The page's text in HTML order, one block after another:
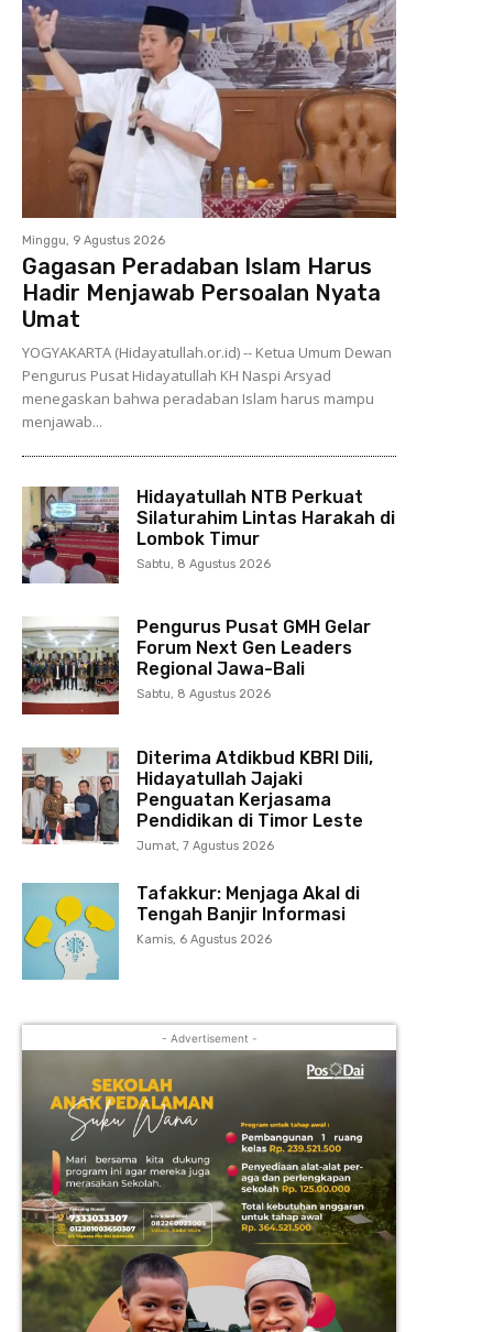
Minggu, 9 Agustus 2026
Gagasan Peradaban Islam Harus
Hadir Menjawab Persoalan Nyata
Umat
YOGYAKARTA (Hidayatullah.or.id) -- Ketua Umum Dewan
Pengurus Pusat Hidayatullah KH Naspi Arsyad
menegaskan bahwa peradaban Islam harus mampu
menjawab...
Hidayatullah NTB Perkuat
Silaturahim Lintas Harakah di
Lombok Timur
Sabtu, 8 Agustus 2026
Pengurus Pusat GMH Gelar
Forum Next Gen Leaders
Regional Jawa-Bali
Sabtu, 8 Agustus 2026
Diterima Atdikbud KBRI Dili,
Hidayatullah Jajaki
Penguatan Kerjasama
Pendidikan di Timor Leste
Jumat, 7 Agustus 2026
Tafakkur: Menjaga Akal di
Tengah Banjir Informasi
Kamis, 6 Agustus 2026
- Advertisement -